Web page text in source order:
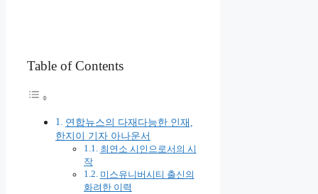
Table of Contents
연합뉴스의 다재다능한 인재,
한지이 기자 아나운서
최연소 시인으로서의 시
작
미스유니버시티 출신의
화려한 이력